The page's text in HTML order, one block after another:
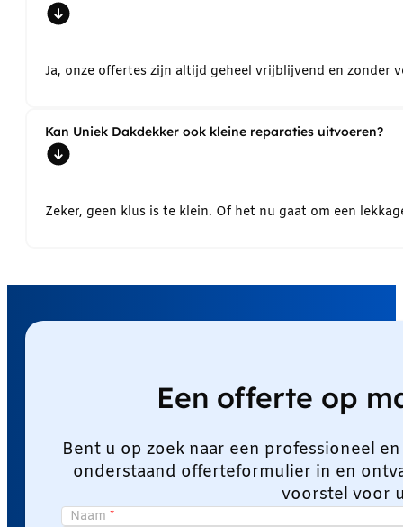
Ja, onze offertes zijn altijd geheel vrijblijvend en
Kan Uniek Dakdekker ook kleine reparaties uitvoeren?
Zeker, geen klus is te klein. Of het nu gaat om een
Een offerte op
Bent u op zoek naar een professioneel
onderstaand offerteformulier in en
voorstel voor
Naam